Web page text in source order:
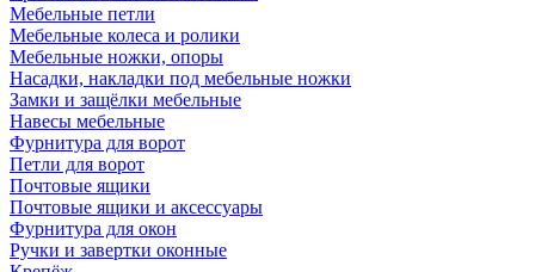
Мебельные петли
Мебельные колеса и ролики
Мебельные ножки, опоры
Насадки, накладки под мебельные ножки
Замки и защёлки мебельные
Навесы мебельные
Фурнитура для ворот
Петли для ворот
Почтовые ящики
Почтовые ящики и аксессуары
Фурнитура для окон
Ручки и завертки оконные